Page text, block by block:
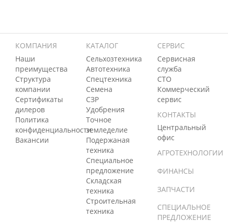
КОМПАНИЯ
Наши
преимущества
Структура
компании
Сертификаты
дилеров
Политика
конфиденциальности
Вакансии
КАТАЛОГ
Сельхозтехника
Автотехника
Спецтехника
Семена
СЗР
Удобрения
Точное
земледелие
Подержаная
техника
Специальное
предложение
Складская
техника
Строительная
техника
СЕРВИС
Сервисная
служба
СТО
Коммерческий
сервис
КОНТАКТЫ
Центральный
офис
АГРОТЕХНОЛОГИИ
ФИНАНСЫ
ЗАПЧАСТИ
СПЕЦИАЛЬНОЕ
ПРЕДЛОЖЕНИЕ